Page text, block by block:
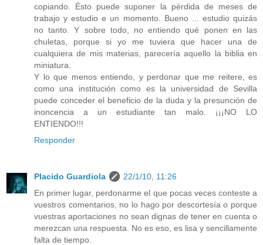
copiando. Ésto puede suponer la pérdida de meses de
trabajo y estudio e un momento. Bueno ... estudio quizás
no tanto. Y sobre todo, no entiendo qué ponen en las
chuletas, porque si yo me tuviera que hacer una de
cualquiera de mis materias, parecería aquello la biblia en
miniatura.
Y lo que menos entiendo, y perdonar que me reitere, es
como una institución como es la universidad de Sevilla
puede conceder el beneficio de la duda y la presunción de
inoncencia a un estudiante tan malo. ¡¡¡NO LO
ENTIENDO!!!
Responder
Placido Guardiola
22/1/10, 11:26
En primer lugar, perdonarme el que pocas veces conteste a
vuestros comentarios, no lo hago por descortesía o porque
vuestras aportaciones no sean dignas de tener en cuenta o
merezcan una respuesta. No es eso, es lisa y sencillamente
falta de tiempo.